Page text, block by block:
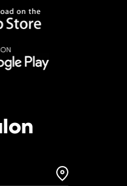
Search for a